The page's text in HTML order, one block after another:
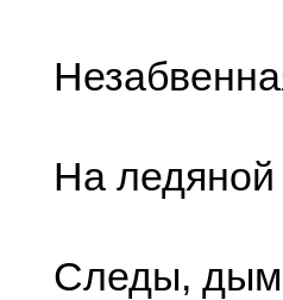
На ледяной
Следы,